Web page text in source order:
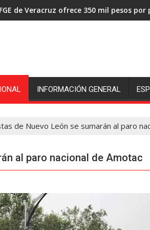
FGE de Veracruz ofrece 350 mil pesos
INFORMACIÓN GENERAL
de Nuevo León se sumarán al paro
al paro nacional de Amotac